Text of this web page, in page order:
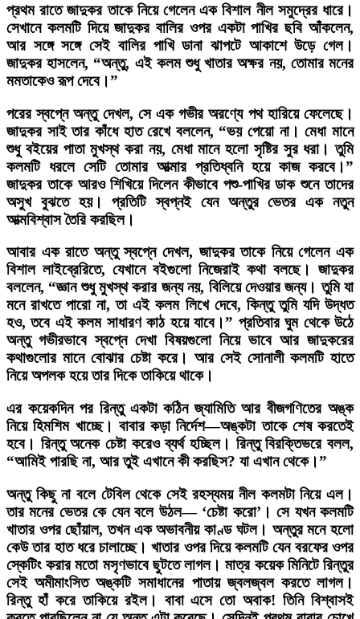
প্রথম রাতে জাদুকর তাকে নিয়ে গেলেন এক বিশাল নীল সমুদ্রের ধারে।
সেখানে কলমটি দিয়ে জাদুকর বালির ওপর একটা পাখির ছবি আঁকলেন,
আর সঙ্গে সঙ্গে সেই বালির পাখি ডানা ঝাপটে আকাশে উড়ে গেল।
জাদুকর হাসলেন, “অন্তু, এই কলম শুধু খাতার অক্ষর নয়, তোমার মনের
মমতাকেও রূপ দেবে।”
পরের স্বপ্নে অন্তু দেখল, সে এক গভীর অরণ্যে পথ হারিয়ে ফেলেছে।
জাদুকর সাই তার কাঁধে হাত রেখে বললেন, “ভয় পেয়ো না। মেধা মানে
শুধু বইয়ের পাতা মুখস্থ করা নয়, মেধা মানে হলো সৃষ্টির সুর ধরা। তুমি
কলমটি ধরলে সেটি তোমার আত্মার প্রতিধ্বনি হয়ে কাজ করবে।”
জাদুকর তাকে আরও শিখিয়ে দিলেন কীভাবে পশু-পাখির ডাক শুনে তাদের
অসুখ বুঝতে হয়। প্রতিটি স্বপ্নই যেন অন্তুর ভেতর এক নতুন
আত্মবিশ্বাস তৈরি করছিল।
আবার এক রাতে অন্তু স্বপ্নে দেখল, জাদুকর তাকে নিয়ে গেলেন এক
বিশাল লাইব্রেরিতে, যেখানে বইগুলো নিজেরাই কথা বলছে। জাদুকর
বললেন, “জ্ঞান শুধু মুখস্থ করার জন্য নয়, বিলিয়ে দেওয়ার জন্য। তুমি যা
মনে রাখতে পারো না, তা এই কলম লিখে দেবে, কিন্তু তুমি যদি উদ্ধত
হও, তবে এই কলম সাধারণ কাঠ হয়ে যাবে।” প্রতিবার ঘুম থেকে উঠে
অন্তু গভীরভাবে স্বপ্নে দেখা বিষয়গুলো নিয়ে ভাবে আর জাদুকরের
কথাগুলোর মানে বোঝার চেষ্টা করে। আর সেই সোনালী কলমটি হাতে
নিয়ে অপলক হয়ে তার দিকে তাকিয়ে থাকে।
এর কয়েকদিন পর রিন্তু একটা কঠিন জ্যামিতি আর বীজগণিতের অঙ্ক
নিয়ে হিমশিম খাচ্ছে। বাবার কড়া নির্দেশ—অঙ্কটা তাকে শেষ করতেই
হবে। রিন্তু অনেক চেষ্টা করেও ব্যর্থ হচ্ছিল। রিন্তু বিরক্তিভরে বলল,
“আমিই পারছি না, আর তুই এখানে কী করছিস? যা এখান থেকে।”
অন্তু কিছু না বলে টেবিল থেকে সেই রহস্যময় নীল কলমটা নিয়ে এল।
তার মনের ভেতর কে যেন বলে উঠল— ‘চেষ্টা করো’। সে যখন কলমটি
খাতার ওপর ছোঁয়াল, তখন এক অভাবনীয় কাণ্ড ঘটল। অন্তুর মনে হলো
কেউ তার হাত ধরে চালাচ্ছে। খাতার ওপর দিয়ে কলমটি যেন বরফের ওপর
স্কেটিং করার মতো মসৃণভাবে ছুটতে লাগল। মাত্র কয়েক মিনিটে রিন্তুর
সেই অমীমাংসিত অঙ্কটি সমাধানের পাতায় জ্বলজ্বল করতে লাগল।
রিন্তু হাঁ করে তাকিয়ে রইল। বাবা এসে তো অবাক! তিনি বিশ্বাসই